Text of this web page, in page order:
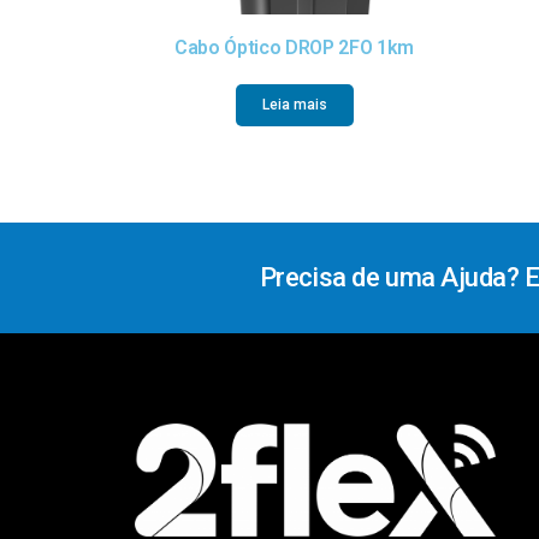
Cabo Óptico DROP 2FO 1km
Leia mais
Precisa de uma Ajuda?